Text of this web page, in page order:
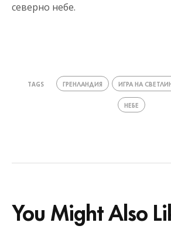
северно небе.
TAGS ГРЕНЛАНДИЯ ИГРА НА
НЕБЕ
You Might Also